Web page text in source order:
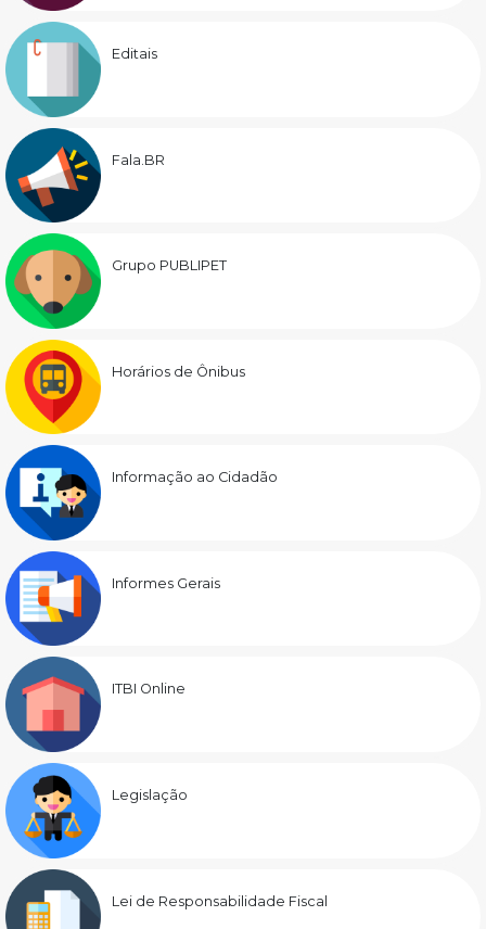
Editais
Fala.BR
Grupo PUBLIPET
Horários de Ônibus
Informação ao Cidadão
Informes Gerais
ITBI Online
Legislação
Lei de Responsabilidade Fiscal